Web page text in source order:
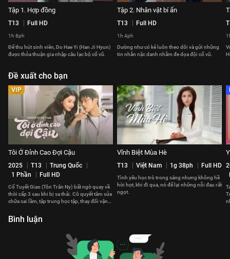
Tập 1. Hợp đồng
T13 Full HD
1h 8ph
Để thu hút sinh viên, Do Hae Yi (Han Ji Hyun)
được thỏa thuận gia nhập câu lạc bộ cổ vũ.
Tập 2. Nhân vật bí ẩn
T13 Full HD
1h 4ph
Dường như có kẻ luôn theo dõi và gửi những
tin nhắn nặc danh nhằm đe dọa đội cổ vũ.
Đề xuất cho bạn
VIP
Tôi Ở Đỉnh Cao Đợi Cậu
2025 T13
Trung Quốc
1 Phần
Full HD
Cố Tuyết Giao (Tôn Trân Ny) bất ngờ quay về
thời cấp 3 sau khi bị sa thải. Cô quyết tâm sửa
chữa sai lầm, tập trung học tập, thay đổi vận
Vĩnh Biệt Mùa Hè
T13 Việt Nam 1g 38ph Full HD
Tình yêu học trò trong sáng nhưng không hề
hời hợt, khi đi qua, nó để lại những nỗi đau rất
ngọt.
Bình luận